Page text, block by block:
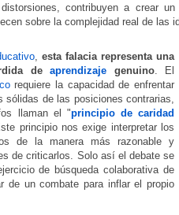
contribuyen a crear un
sobre la complejidad real de las
esta falacia representa una
deaprendizaje genuino. El
requiere la capacidad de enfrentar
sólidas de las posiciones contrarias,
llaman el "principio de caridad
principio nos exige interpretar los
de la manera más razonable y
de criticarlos. Solo así el debate se
de búsqueda colaborativa de
de un combate para inflar el propio